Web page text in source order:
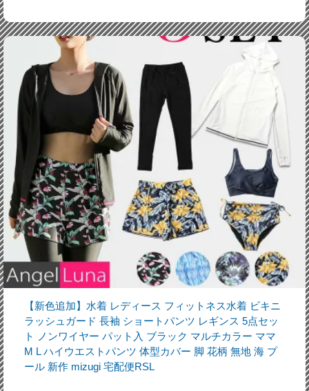
【新色追加】水着 レディース フィットネス水着 ビキニ
ラッシュガード 長袖 ショートパンツ レギンス 5点セッ
ト ノンワイヤー パット入 ブラック マルチカラー ママ
M L ハイウエストパンツ 体型カバー 脚 花柄 無地 海 プ
ール 新作 mizugi 宅配便RSL